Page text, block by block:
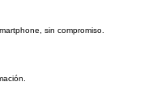
sin compromiso.